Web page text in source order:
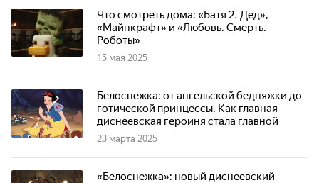
Что смотреть дома: «Батя 2. Дед»,
«Майнкрафт» и «Любовь. Смерть.
Роботы»
15 мая 2025
Белоснежка: от ангельской бедняжки до
готической принцессы. Как главная
диснеевская героиня стала главной
23 марта 2025
«Белоснежка»: новый диснеевский